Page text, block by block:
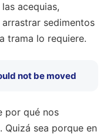
acequias,
sedimentos
trama lo requiere.
not be moved
por qué nos
sea porque en